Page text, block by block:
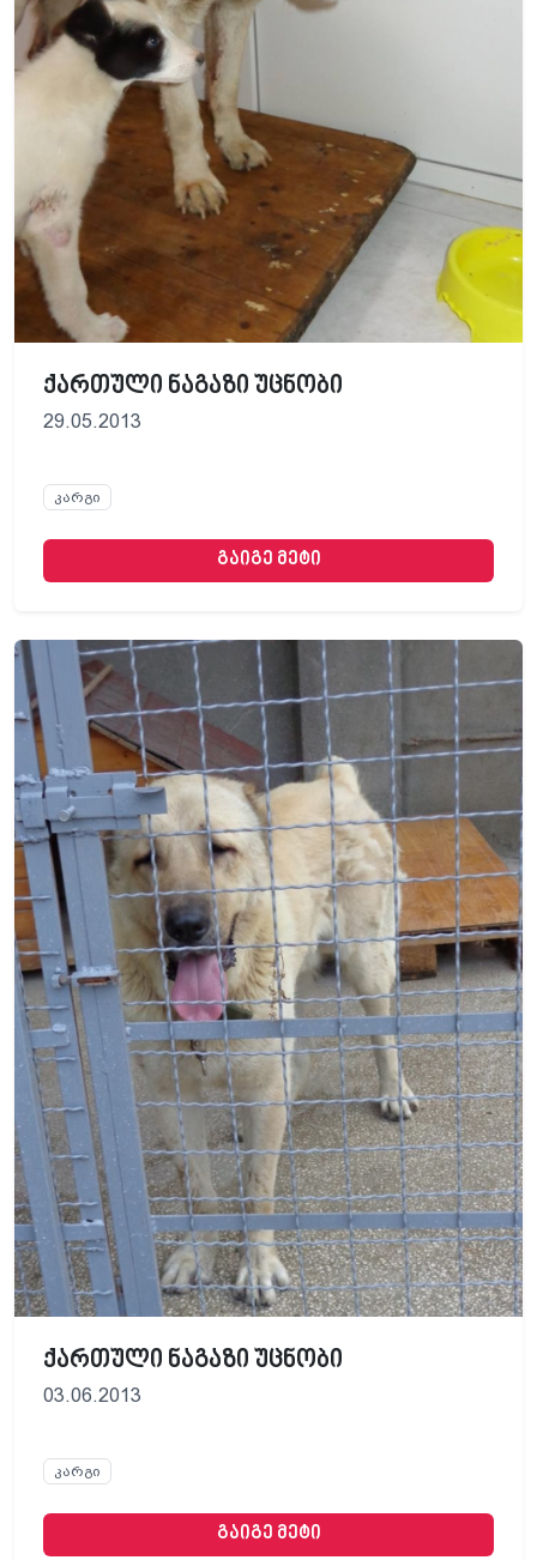
ქართული ნაგაზი უცნობი
29.05.2013
კარგი
გაიგე მეტი
ქართული ნაგაზი უცნობი
03.06.2013
კარგი
გაიგე მეტი